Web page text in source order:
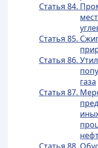
Статья 84.
Статья 85.
Статья 86.
газа
Статья 87.